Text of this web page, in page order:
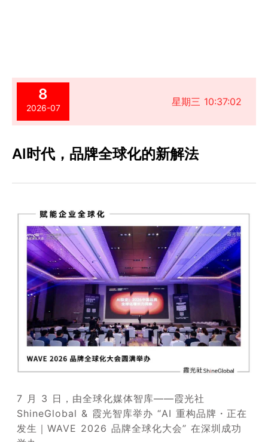
8
2026-07
星期三 10:37:02
AI时代，品牌全球化的新解法
7 月 3 日，由全球化媒体智库——霞光社
ShineGlobal & 霞光智库举办 “AI 重构品牌・正在
发生｜WAVE 2026 品牌全球化大会” 在深圳成功